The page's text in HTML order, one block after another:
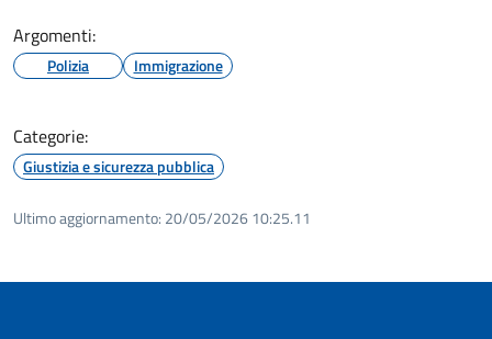
Argomenti:
Polizia Immigrazione
Categorie:
Giustizia e sicurezza pubblica
Ultimo aggiornamento: 20/05/2026 10:25.11